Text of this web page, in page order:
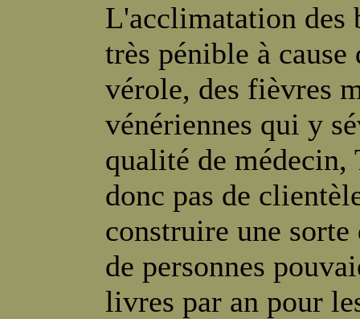
L'acclimatation des
très pénible à
vérole, des fièvres
vénériennes qui y
qualité de médecin,
donc pas de
construire une
de personnes
livres par an pour